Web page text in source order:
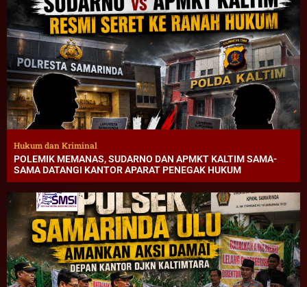
Hukum dan Kriminal
POLEMIK MEMANAS, SUDARNO DAN APMKT KALTIM SAMA-
SAMA DATANGI KANTOR APARAT PENEGAK HUKUM